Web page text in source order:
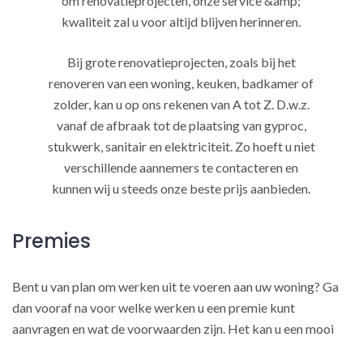
kwaliteit zal u voor altijd blijven herinneren.
Bij grote renovatieprojecten, zoals bij het
renoveren van een woning, keuken, badkamer of
zolder, kan u op ons rekenen van A tot Z. D.w.z.
vanaf de afbraak tot de plaatsing van gyproc,
stukwerk, sanitair en elektriciteit. Zo hoeft u niet
verschillende aannemers te contacteren en
kunnen wij u steeds onze beste prijs aanbieden.
Premies
Bent u van plan om werken uit te voeren aan uw woning? Ga
dan vooraf na voor welke werken u een premie kunt
aanvragen en wat de voorwaarden zijn. Het kan u een mooi